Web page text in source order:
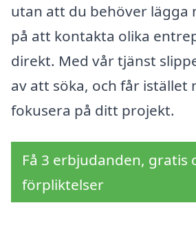
utan att du behöver lägga
på att kontakta olika
direkt. Med vår tjänst
av att söka, och får istället
fokusera på ditt projekt.
Få 3 erbjudanden, gratis
förpliktelser